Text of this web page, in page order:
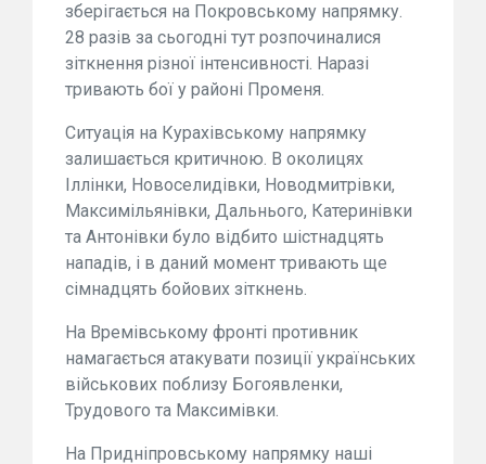
зберігається на Покровському напрямку.
28 разів за сьогодні тут розпочиналися
зіткнення різної інтенсивності. Наразі
тривають бої у районі Променя.
Ситуація на Курахівському напрямку
залишається критичною. В околицях
Іллінки, Новоселидівки, Новодмитрівки,
Максимільянівки, Дальнього, Катеринівки
та Антонівки було відбито шістнадцять
нападів, і в даний момент тривають ще
сімнадцять бойових зіткнень.
На Времівському фронті противник
намагається атакувати позиції українських
військових поблизу Богоявленки,
Трудового та Максимівки.
На Придніпровському напрямку наші